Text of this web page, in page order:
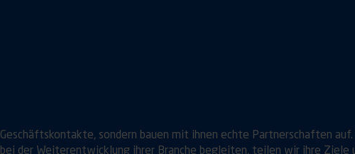
sondern bauen mit ihnen echte Partnerschaften
der Weiterentwicklung ihrer Branche begleiten, teilen wir ihre Ziele